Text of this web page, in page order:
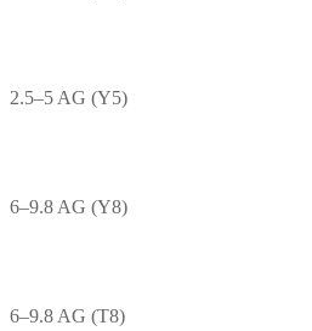
2.5–5 AG (Y5)
6–9.8 AG (Y8)
6–9.8 AG (T8)